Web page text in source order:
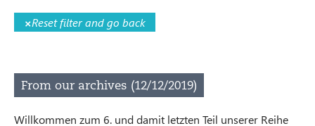
×Reset filter and go back
From our archives (12/12/2019)
Willkommen zum 6. und damit letzten Teil unserer Reihe